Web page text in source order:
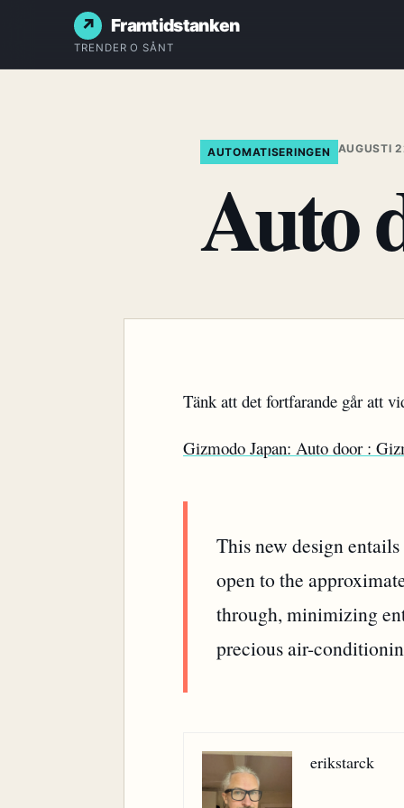
Framtidstanken
TRENDER O SÅNT
AUTOMATISERINGEN AUGUSTI
Auto
Tänk att det fortfarande går att
Gizmodo Japan: Auto door :
This new design
open to the
through, minimizing
precious air-
erikstarck